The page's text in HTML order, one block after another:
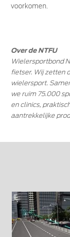
voorkomen.
Over de NTFU
Wielersportbond
fietser. Wij zetten
wielersport.
we ruim 75.000
en clinics,
aantrekkelijke